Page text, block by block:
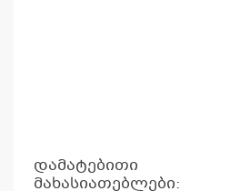
დამატებითი
მახასიათებლები: